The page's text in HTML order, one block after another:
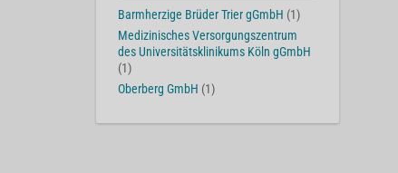
Barmherzige Brüder Trier gGmbH (1)
Medizinisches Versorgungszentrum
des Universitätsklinikums Köln gGmbH
(1)
Oberberg GmbH (1)